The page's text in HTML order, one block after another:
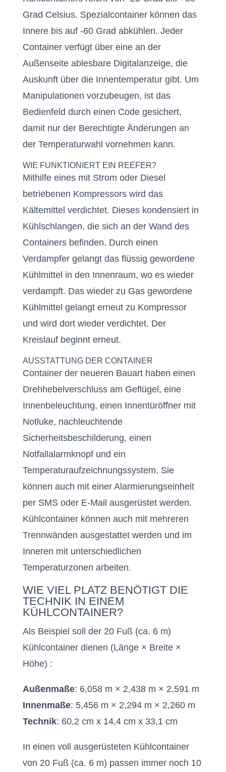
Grad Celsius. Spezialcontainer können das
Innere bis auf -60 Grad abkühlen. Jeder
Container verfügt über eine an der
Außenseite ablesbare Digitalanzeige, die
Auskunft über die Innentemperatur gibt. Um
Manipulationen vorzubeugen, ist das
Bedienfeld durch einen Code gesichert,
damit nur der Berechtigte Änderungen an
der Temperaturwahl vornehmen kann.
WIE FUNKTIONIERT EIN REEFER?
Mithilfe eines mit Strom oder Diesel
betriebenen Kompressors wird das
Kältemittel verdichtet. Dieses kondensiert in
Kühlschlangen, die sich an der Wand des
Containers befinden. Durch einen
Verdampfer gelangt das flüssig gewordene
Kühlmittel in den Innenraum, wo es wieder
verdampft. Das wieder zu Gas gewordene
Kühlmittel gelangt erneut zu Kompressor
und wird dort wieder verdichtet. Der
Kreislauf beginnt erneut.
AUSSTATTUNG DER CONTAINER
Container der neueren Bauart haben einen
Drehhebelverschluss am Geflügel, eine
Innenbeleuchtung, einen Innentüröffner mit
Notluke, nachleuchtende
Sicherheitsbeschilderung, einen
Notfallalarmknopf und ein
Temperaturaufzeichnungssystem. Sie
können auch mit einer Alarmierungseinheit
per SMS oder E-Mail ausgerüstet werden.
Kühlcontainer können auch mit mehreren
Trennwänden ausgestattet werden und im
Inneren mit unterschiedlichen
Temperaturzonen arbeiten.
WIE VIEL PLATZ BENÖTIGT DIE
TECHNIK IN EINEM
KÜHLCONTAINER?
Als Beispiel soll der 20 Fuß (ca. 6 m)
Kühlcontainer dienen (Länge × Breite ×
Höhe) :
Außenmaße: 6,058 m × 2,438 m × 2,591 m
Innenmaße: 5,456 m × 2,294 m × 2,260 m
Technik: 60,2 cm x 14,4 cm x 33,1 cm
In einen voll ausgerüsteten Kühlcontainer
von 20 Fuß (ca. 6 m) passen immer noch 10